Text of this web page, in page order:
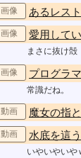
画像 あるレス
画像 愛用して
まさに抜け殻
画像 プログラ
常識だね。
動画 魔女の指
動画 水底を這
いやいやいや